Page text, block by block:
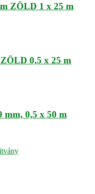
ZÖLD 1 x 25 m
0,5 x 25 m
mm, 0,5 x 50 m